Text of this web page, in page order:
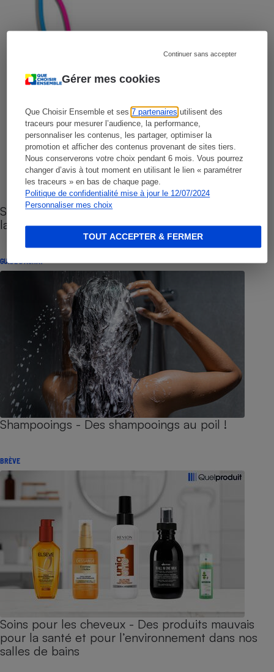
Gérer mes cookies
Que Choisir Ensemble et ses7 partenaires utilisent des
traceurs pour mesurer l’audience, la performance,
personnaliser les contenus, les partager, optimiser la
promotion et afficher des contenus provenant de sites tiers.
Nous conserverons votre choix pendant 6 mois. Vous pourrez
changer d’avis à tout moment en utilisant le lien « paramétrer
les traceurs » en bas de chaque page.
Politique de confidentialité mise à jour le 12/07/2024
Personnaliser mes choix
Continuer sans accepter
TOUT ACCEPTER & FERMER
Sites de rencontres - Nos conseils pour vous
lancer
GUIDE D'ACHAT
Shampooings - Des shampooings au poil !
BRÈVE
Soins pour les cheveux - Des produits mauvais
pour la santé et pour l’environnement dans nos
salles de bains